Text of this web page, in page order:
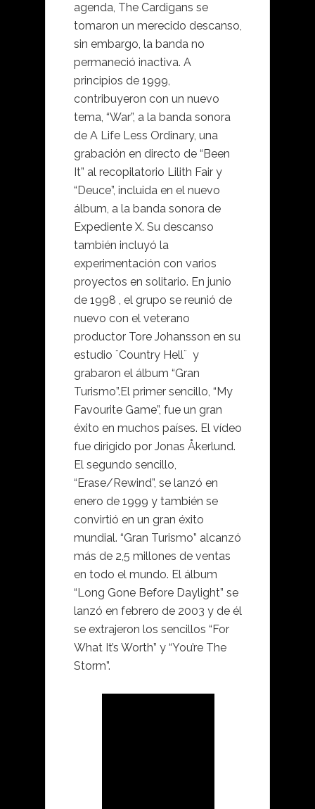
agenda, The Cardigans se
tomaron un merecido descanso,
sin embargo, la banda no
permaneció inactiva. A
principios de 1999,
contribuyeron con un nuevo
tema, “War”, a la banda sonora
de A Life Less Ordinary, una
grabación en directo de “Been
It” al recopilatorio Lilith Fair y
“Deuce”, incluida en el nuevo
álbum, a la banda sonora de
Expediente X. Su descanso
también incluyó la
experimentación con varios
proyectos en solitario. En junio
de 1998 , el grupo se reunió de
nuevo con el veterano
productor Tore Johansson en su
estudio ¨Country Hell¨ y
grabaron el álbum “Gran
Turismo”.El primer sencillo, “My
Favourite Game”, fue un gran
éxito en muchos países. El vídeo
fue dirigido por Jonas Åkerlund.
El segundo sencillo,
“Erase/Rewind”, se lanzó en
enero de 1999 y también se
convirtió en un gran éxito
mundial. “Gran Turismo” alcanzó
más de 2,5 millones de ventas
en todo el mundo. El álbum
“Long Gone Before Daylight” se
lanzó en febrero de 2003 y de él
se extrajeron los sencillos “For
What It’s Worth” y “You’re The
Storm”.